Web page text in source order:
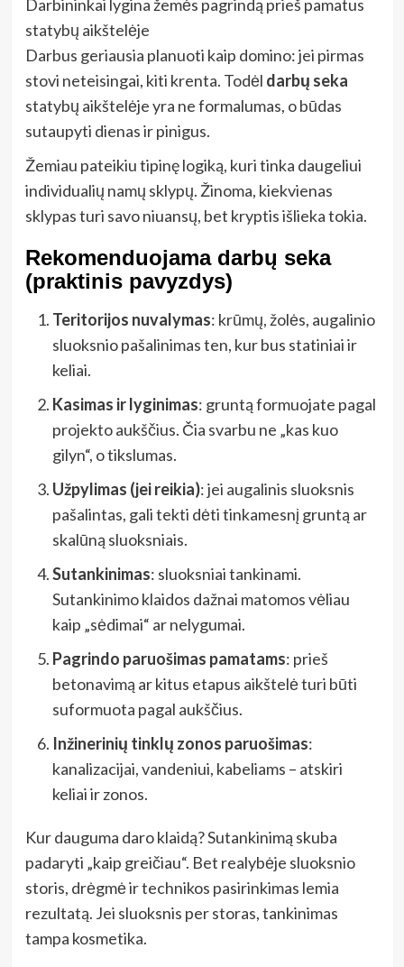
Darbininkai lygina žemės pagrindą prieš pamatus
statybų aikštelėje
Darbus geriausia planuoti kaip domino: jei pirmas
stovi neteisingai, kiti krenta. Todėl darbų seka
statybų aikštelėje yra ne formalumas, o būdas
sutaupyti dienas ir pinigus.
Žemiau pateikiu tipinę logiką, kuri tinka daugeliui
individualių namų sklypų. Žinoma, kiekvienas
sklypas turi savo niuansų, bet kryptis išlieka tokia.
Rekomenduojama darbų seka
(praktinis pavyzdys)
Teritorijos nuvalymas: krūmų, žolės, augalinio
sluoksnio pašalinimas ten, kur bus statiniai ir
keliai.
Kasimas ir lyginimas: gruntą formuojate pagal
projekto aukščius. Čia svarbu ne „kas kuo
gilyn“, o tikslumas.
Užpylimas (jei reikia): jei augalinis sluoksnis
pašalintas, gali tekti dėti tinkamesnį gruntą ar
skalūną sluoksniais.
Sutankinimas: sluoksniai tankinami.
Sutankinimo klaidos dažnai matomos vėliau
kaip „sėdimai“ ar nelygumai.
Pagrindo paruošimas pamatams: prieš
betonavimą ar kitus etapus aikštelė turi būti
suformuota pagal aukščius.
Inžinerinių tinklų zonos paruošimas:
kanalizacijai, vandeniui, kabeliams – atskiri
keliai ir zonos.
Kur dauguma daro klaidą? Sutankinimą skuba
padaryti „kaip greičiau“. Bet realybėje sluoksnio
storis, drėgmė ir technikos pasirinkimas lemia
rezultatą. Jei sluoksnis per storas, tankinimas
tampa kosmetika.